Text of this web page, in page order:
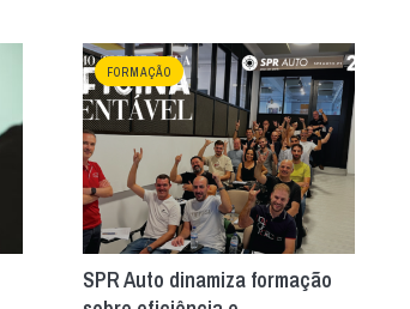
FORMAÇÃO
SPR Auto dinamiza formação